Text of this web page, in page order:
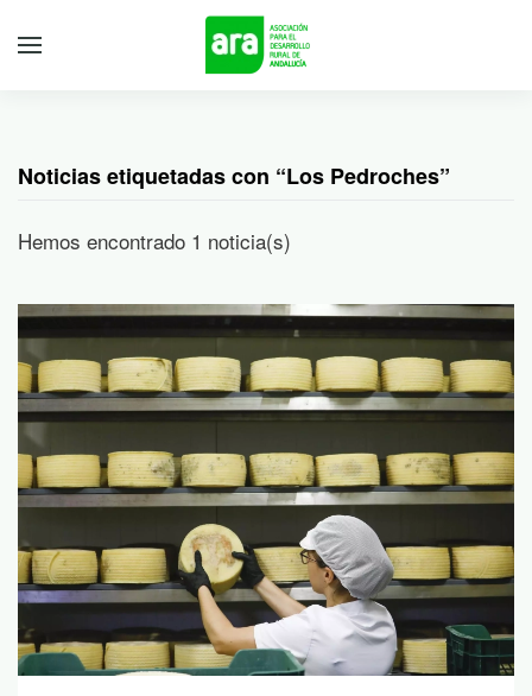
Noticias etiquetadas con “Los Pedroches”
Hemos encontrado 1 noticia(s)